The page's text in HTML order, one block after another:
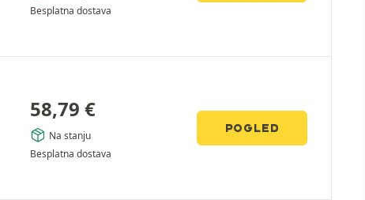
Besplatna dostava
58,79 €
Na stanju
Besplatna dostava
POGLED